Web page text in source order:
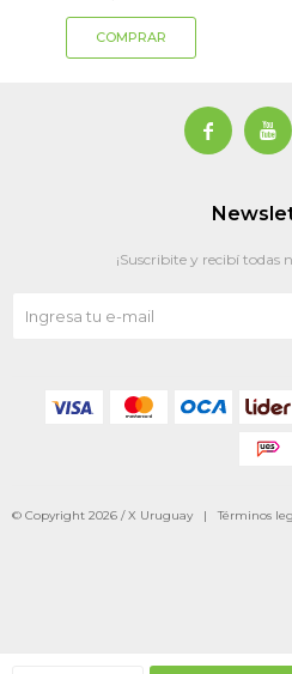
 
¡Suscribite y recibí todas
© Copyright 2026 / X Uruguay |Términos